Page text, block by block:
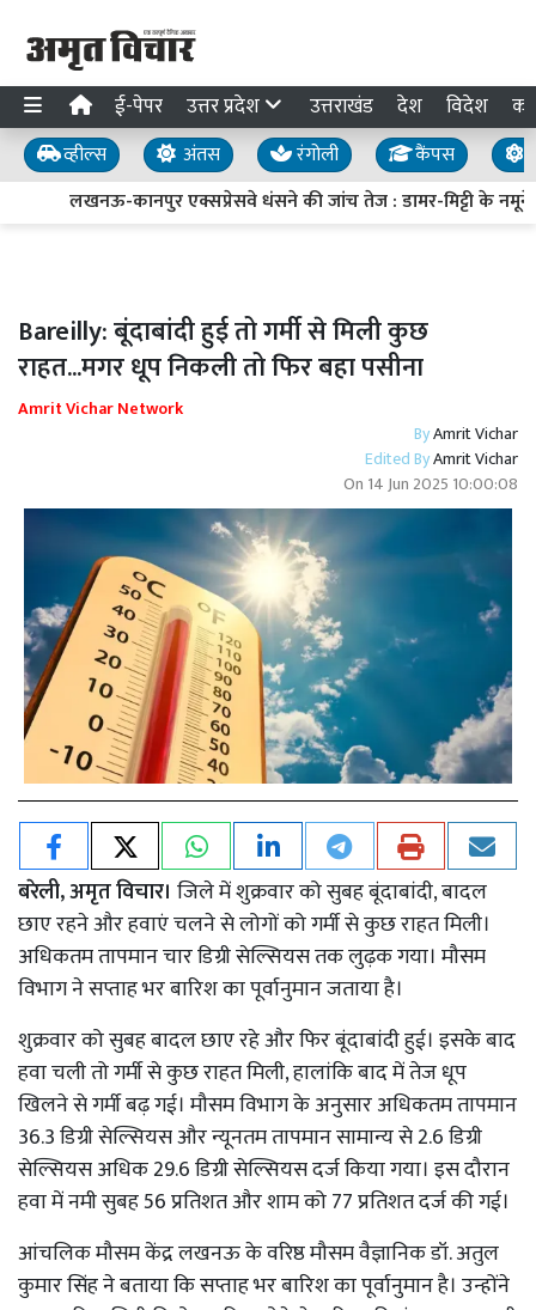
ई-पेपर उत्तर प्रदेश उत्तराखंड देश विदेश
व्हील्स अंतस रंगोली कैंपस
लखनऊ-कानपुर एक्सप्रेसवे धंसने की जांच तेज : डामर-मिट्टी के नमूने
Bareilly: बूंदाबांदी हुई तो गर्मी से मिली कुछ
राहत...मगर धूप निकली तो फिर बहा पसीना
Amrit Vichar Network
ByAmrit Vichar
Edited ByAmrit Vichar
On 14 Jun 2025 10:00:08
बरेली, अमृत विचार। जिले में शुक्रवार को सुबह बूंदाबांदी, बादल
छाए रहने और हवाएं चलने से लोगों को गर्मी से कुछ राहत मिली।
अधिकतम तापमान चार डिग्री सेल्सियस तक लुढ़क गया। मौसम
विभाग ने सप्ताह भर बारिश का पूर्वानुमान जताया है।
शुक्रवार को सुबह बादल छाए रहे और फिर बूंदाबांदी हुई। इसके बाद
हवा चली तो गर्मी से कुछ राहत मिली, हालांकि बाद में तेज धूप
खिलने से गर्मी बढ़ गई। मौसम विभाग के अनुसार अधिकतम तापमान
36.3 डिग्री सेल्सियस और न्यूनतम तापमान सामान्य से 2.6 डिग्री
सेल्सियस अधिक 29.6 डिग्री सेल्सियस दर्ज किया गया। इस दौरान
हवा में नमी सुबह 56 प्रतिशत और शाम को 77 प्रतिशत दर्ज की गई।
आंचलिक मौसम केंद्र लखनऊ के वरिष्ठ मौसम वैज्ञानिक डॉ. अतुल
कुमार सिंह ने बताया कि सप्ताह भर बारिश का पूर्वानुमान है। उन्होंने